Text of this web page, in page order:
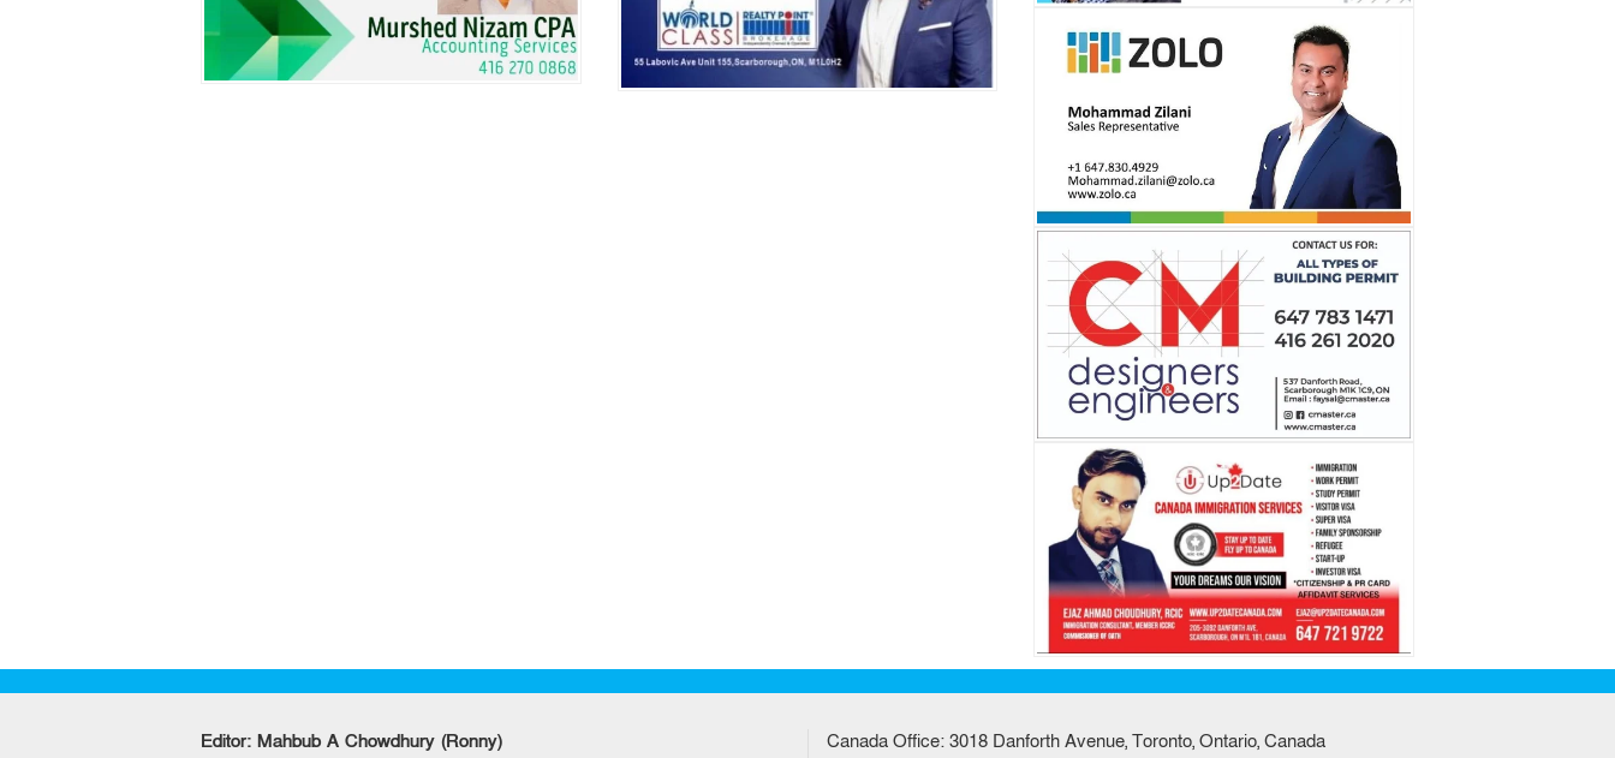
Editor: Mahbub A Chowdhury (Ronny)
Canada Office: 3018 Danforth Avenue, Toronto, Ontario, Canada